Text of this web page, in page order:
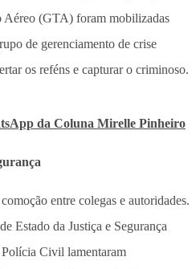
(GTA) foram mobilizadas
de gerenciamento de crise
os reféns e capturar o criminoso.
da Coluna Mirelle Pinheiro
entre colegas e autoridades.
Estado da Justiça e Segurança
Civil lamentaram